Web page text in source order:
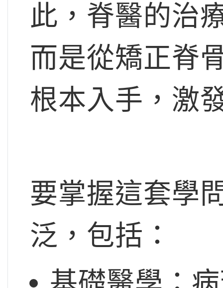
此，脊醫的治
而是從矯正脊
根本入手，激
要掌握這套學
泛，包括：